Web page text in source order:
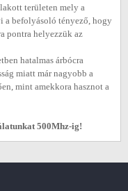
területen mely a
a befolyásoló tényező, hogy
pontra helyezzük az
hatalmas árbócra
miatt már nagyobb a
mint amekkora hasznot a
500Mhz-ig!